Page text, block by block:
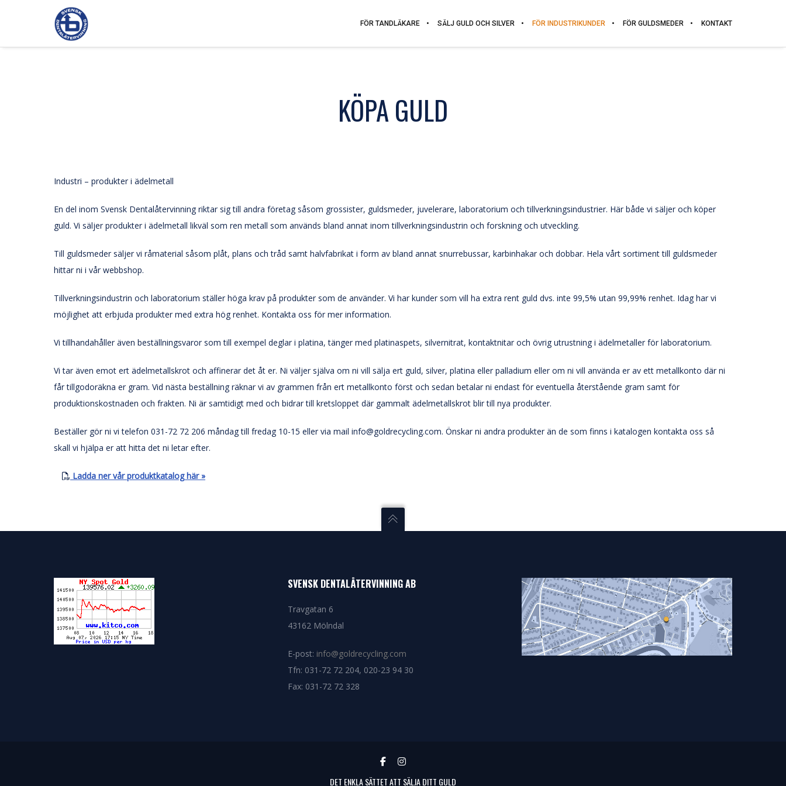
FÖR TANDLÄKARE SÄLJ GULD OCH SILVER FÖR INDUSTRIKUNDER FÖR GULDSMEDER KONTAKT
KÖPA GULD
Industri – produkter i ädelmetall
En del inom Svensk Dentalåtervinning riktar sig till andra företag såsom grossister, guldsmeder, juvelerare, laboratorium och tillverkningsindustrier. Här både vi säljer och köper
guld. Vi säljer produkter i ädelmetall likväl som ren metall som används bland annat inom tillverkningsindustrin och forskning och utveckling.
Till guldsmeder säljer vi råmaterial såsom plåt, plans och tråd samt halvfabrikat i form av bland annat snurrebussar, karbinhakar och dobbar. Hela vårt sortiment till guldsmeder
hittar ni i vår webbshop.
Tillverkningsindustrin och laboratorium ställer höga krav på produkter som de använder. Vi har kunder som vill ha extra rent guld dvs. inte 99,5% utan 99,99% renhet. Idag har vi
möjlighet att erbjuda produkter med extra hög renhet. Kontakta oss för mer information.
Vi tillhandahåller även beställningsvaror som till exempel deglar i platina, tänger med platinaspets, silvernitrat, kontaktnitar och övrig utrustning i ädelmetaller för laboratorium.
Vi tar även emot ert ädelmetallskrot och affinerar det åt er. Ni väljer själva om ni vill sälja ert guld, silver, platina eller palladium eller om ni vill använda er av ett metallkonto där ni
får tillgodoräkna er gram. Vid nästa beställning räknar vi av grammen från ert metallkonto först och sedan betalar ni endast för eventuella återstående gram samt för
produktionskostnaden och frakten. Ni är samtidigt med och bidrar till kretsloppet där gammalt ädelmetallskrot blir till nya produkter.
Beställer gör ni vi telefon 031-72 72 206 måndag till fredag 10-15 eller via mail info@goldrecycling.com. Önskar ni andra produkter än de som finns i katalogen kontakta oss så
skall vi hjälpa er att hitta det ni letar efter.
Ladda ner vår produktkatalog här »
SVENSK DENTALÅTERVINNING AB
Travgatan 6
43162 Mölndal
E-post: info@goldrecycling.com
Tfn: 031-72 72 204, 020-23 94 30
Fax: 031-72 72 328
DET ENKLA SÄTTET ATT SÄLJA DITT GULD